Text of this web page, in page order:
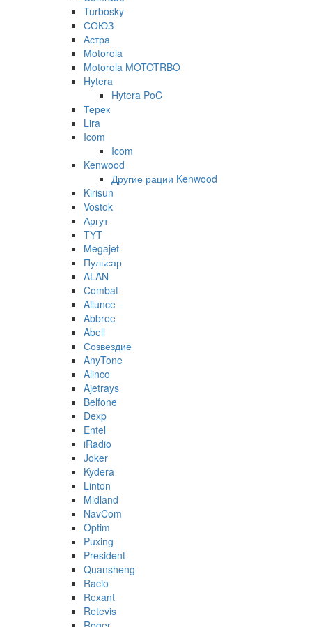
Turbosky
СОЮЗ
Астра
Motorola
Motorola MOTOTRBO
Hytera
Hytera PoC
Терек
Lira
Icom
Icom
Kenwood
Другие рации Kenwood
Kirisun
Vostok
Аргут
TYT
Megajet
Пульсар
ALAN
Combat
Ailunce
Abbree
Abell
Созвездие
AnyTone
Alinco
Ajetrays
Belfone
Dexp
Entel
iRadio
Joker
Kydera
Linton
Midland
NavCom
Optim
Puxing
President
Quansheng
Racio
Rexant
Retevis